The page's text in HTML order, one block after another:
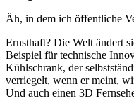
Äh, in dem ich öffentliche
Ernsthaft? Die Welt ändert
Beispiel für technische
Kühlschrank, der
verriegelt, wenn er meint,
Und auch einen 3D